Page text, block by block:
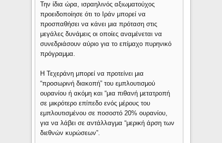
Την ίδια ώρα, ισραηλινός αξιωματούχος
προειδοποίησε ότι το Ιράν μπορεί να
προσπαθήσει να κάνει μια πρόταση στις
μεγάλες δυνάμεις οι οποίες αναμένεται να
συνεδριάσουν αύριο για το επίμαχο πυρηνικό
πρόγραμμα.
Η Τεχεράνη μπορεί να προτείνει μια
“προσωρινή διακοπή” του εμπλουτισμού
ουρανίου ή ακόμη και “μια πιθανή μετατροπή
σε μικρότερο επίπεδο ενός μέρους του
εμπλουτισμένου σε ποσοστό 20% ουρανίου,
για να λάβει σε αντάλλαγμα “μερική άρση των
διεθνών κυρώσεων”.